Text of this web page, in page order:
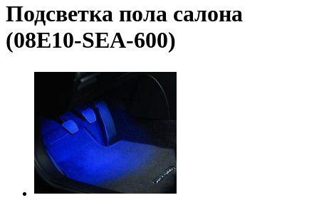
Подсветка пола салона
(08E10-SEA-600)